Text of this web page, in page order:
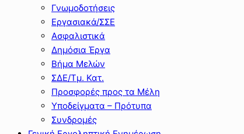
Γνωμοδοτήσεις
Εργασιακά/ΣΣΕ
Ασφαλιστικά
Δημόσια Έργα
Βήμα Μελών
ΣΔΕ/Τμ. Κατ.
Προσφορές προς τα Μέλη
Υποδείγματα – Πρότυπα
Συνδρομές